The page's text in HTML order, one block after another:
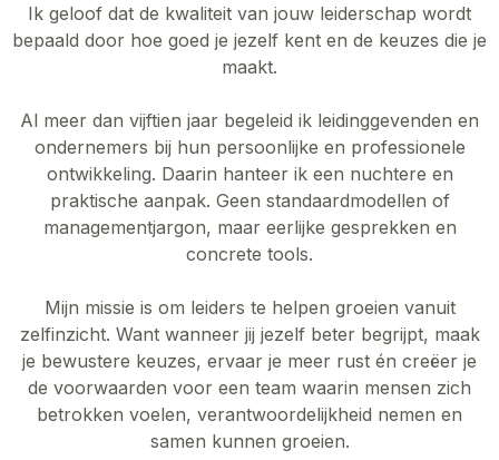
Ik geloof dat de kwaliteit van jouw leiderschap wordt
bepaald door hoe goed je jezelf kent en de keuzes die je
maakt.
Al meer dan vijftien jaar begeleid ik leidinggevenden en
ondernemers bij hun persoonlijke en professionele
ontwikkeling. Daarin hanteer ik een nuchtere en
praktische aanpak. Geen standaardmodellen of
managementjargon, maar eerlijke gesprekken en
concrete tools.
Mijn missie is om leiders te helpen groeien vanuit
zelfinzicht. Want wanneer jij jezelf beter begrijpt, maak
je bewustere keuzes, ervaar je meer rust én creëer je
de voorwaarden voor een team waarin mensen zich
betrokken voelen, verantwoordelijkheid nemen en
samen kunnen groeien.